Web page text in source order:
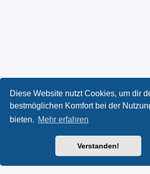
Diese Website nutzt Cookies, um dir
bestmöglichen Komfort bei der
bieten. Mehr erfahren
Verstanden!